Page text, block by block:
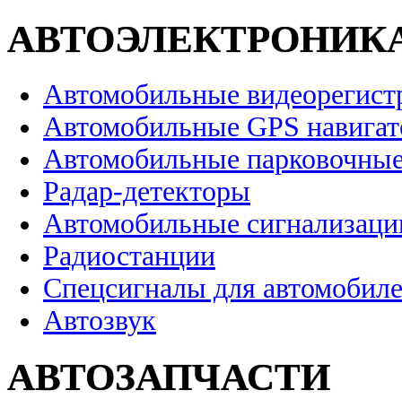
Автомобильные
Автомобильные GPS
Автомобильные
Радар-детекторы
Автомобильные
Радиостанции
Спецсигналы для
Автозвук
АВТОЗАПЧАСТИ